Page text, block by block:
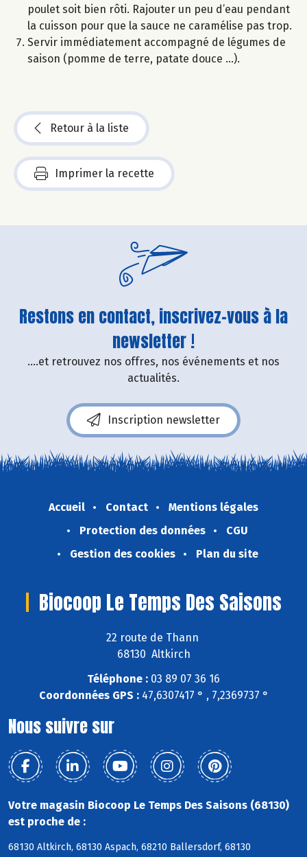
poulet soit bien rôti. Rajouter un peu d’eau pendant
la cuisson pour que la sauce ne caramélise pas trop.
Servir immédiatement accompagné de légumes de
saison (pomme de terre, patate douce …).
Retour à la liste
Imprimer la recette
Restons en contact, inscrivez-vous à la
newsletter !
....et retrouvez nos offres, nos événements et nos
actualités.
Inscription newsletter
Accueil Contact
Mentions légales
Protection des données
CGU
Gestion des cookies
Plan du site
Biocoop Le Temps Des Saisons
22 route de Thann
68130 Altkirch
Téléphone : 03 89 07 36 16
Coordonnées GPS :47,6307417 ° , 7,2369737 °
Nous suivre sur
Votre magasin Biocoop Le Temps Des Saisons (68130)
est proche de :
68130 Altkirch, 68130 Aspach, 68210 Ballersdorf, 68130